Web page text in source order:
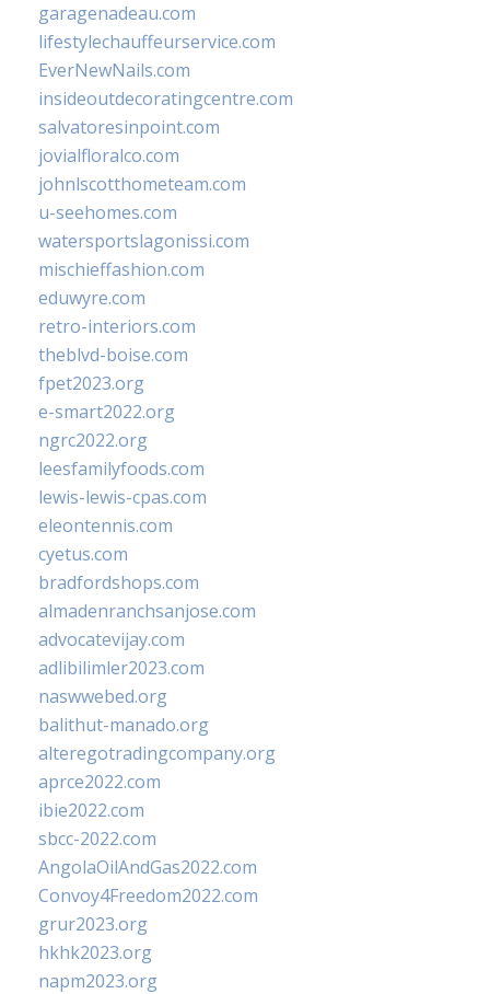
garagenadeau.com
lifestylechauffeurservice.com
EverNewNails.com
insideoutdecoratingcentre.com
salvatoresinpoint.com
jovialfloralco.com
johnlscotthometeam.com
u-seehomes.com
watersportslagonissi.com
mischieffashion.com
eduwyre.com
retro-interiors.com
theblvd-boise.com
fpet2023.org
e-smart2022.org
ngrc2022.org
leesfamilyfoods.com
lewis-lewis-cpas.com
eleontennis.com
cyetus.com
bradfordshops.com
almadenranchsanjose.com
advocatevijay.com
adlibilimler2023.com
naswwebed.org
balithut-manado.org
alteregotradingcompany.org
aprce2022.com
ibie2022.com
sbcc-2022.com
AngolaOilAndGas2022.com
Convoy4Freedom2022.com
grur2023.org
hkhk2023.org
napm2023.org